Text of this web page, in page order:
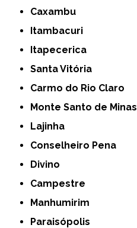
Caxambu
Itambacuri
Itapecerica
Santa Vitória
Carmo do Rio Claro
Monte Santo de Minas
Lajinha
Conselheiro Pena
Divino
Campestre
Manhumirim
Paraisópolis